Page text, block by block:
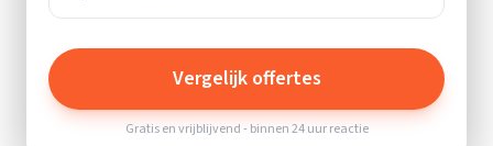
Vergelijk offertes
Gratis en vrijblijvend - binnen 24 uur reactie